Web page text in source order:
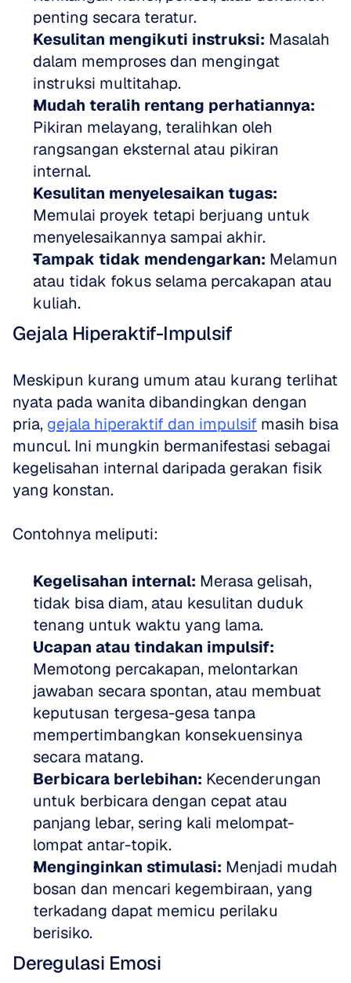
penting secara teratur.
Kesulitan mengikuti instruksi: Masalah
dalam memproses dan mengingat
instruksi multitahap.
Mudah teralih rentang perhatiannya:
Pikiran melayang, teralihkan oleh
rangsangan eksternal atau pikiran
internal.
Kesulitan menyelesaikan tugas:
Memulai proyek tetapi berjuang untuk
menyelesaikannya sampai akhir.
Tampak tidak mendengarkan: Melamun
atau tidak fokus selama percakapan atau
kuliah.
Gejala Hiperaktif-Impulsif
Meskipun kurang umum atau kurang terlihat
nyata pada wanita dibandingkan dengan
pria, gejala hiperaktif dan impulsif masih bisa
muncul. Ini mungkin bermanifestasi sebagai
kegelisahan internal daripada gerakan fisik
yang konstan.
Contohnya meliputi:
Kegelisahan internal: Merasa gelisah,
tidak bisa diam, atau kesulitan duduk
tenang untuk waktu yang lama.
Ucapan atau tindakan impulsif:
Memotong percakapan, melontarkan
jawaban secara spontan, atau membuat
keputusan tergesa-gesa tanpa
mempertimbangkan konsekuensinya
secara matang.
Berbicara berlebihan: Kecenderungan
untuk berbicara dengan cepat atau
panjang lebar, sering kali melompat-
lompat antar-topik.
Menginginkan stimulasi: Menjadi mudah
bosan dan mencari kegembiraan, yang
terkadang dapat memicu perilaku
berisiko.
Deregulasi Emosi